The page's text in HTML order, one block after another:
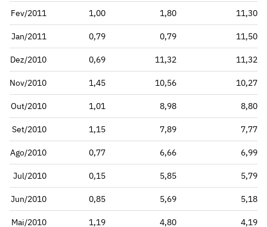
Fev/2011 1,00 1,80 11,30
Jan/2011 0,79 0,79 11,50
Dez/2010 0,69 11,32 11,32
Nov/2010 1,45 10,56 10,27
Out/2010 1,01 8,98 8,80
Set/2010 1,15 7,89 7,77
Ago/2010 0,77 6,66 6,99
Jul/2010 0,15 5,85 5,79
Jun/2010 0,85 5,69 5,18
Mai/2010 1,19 4,80 4,19